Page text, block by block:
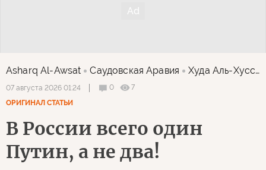
Asharq Al-Awsat Саудовская Аравия Худа Аль-Хуссейни
07 августа 2026 01:24 0
7
ОРИГИНАЛ СТАТЬИ
В России всего один
Путин, а не два!